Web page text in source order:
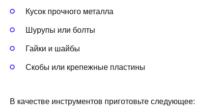
Кусок прочного металла
Шурупы или болты
Гайки и шайбы
Скобы или крепежные пластины
В качестве инструментов приготовьте следующее: